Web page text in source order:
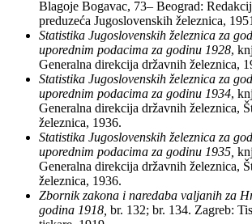
Blagoje Bogavac, 73– Beograd:
preduzeća Jugoslovenskih železnica,
Statistika Jugoslovenskih železnica za
uporednim podacima za godinu 1928,
Generalna direkcija državnih železnica,
Statistika Jugoslovenskih železnica za
uporednim podacima za godinu 1934,
Generalna direkcija državnih železnica,
železnica, 1936.
Statistika Jugoslovenskih železnica za
uporednim podacima za godinu 1935,
Generalna direkcija državnih železnica,
železnica, 1936.
Zbornik zakona i naredaba valjanih za
godina 1918, br. 132; br. 134. Zagreb: